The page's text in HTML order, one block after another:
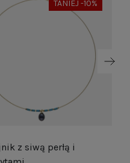
TANIEJ -10%
z siwą perłą i